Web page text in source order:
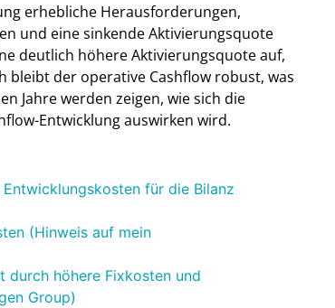
erhebliche Herausforderungen,
und eine sinkende Aktivierungsquote
deutlich höhere Aktivierungsquote auf,
bleibt der operative Cashflow robust, was
Jahre werden zeigen, wie sich die
Entwicklung auswirken wird.
für die Bilanz
(Hinweis auf mein
durch höhere Fixkosten und
Group)